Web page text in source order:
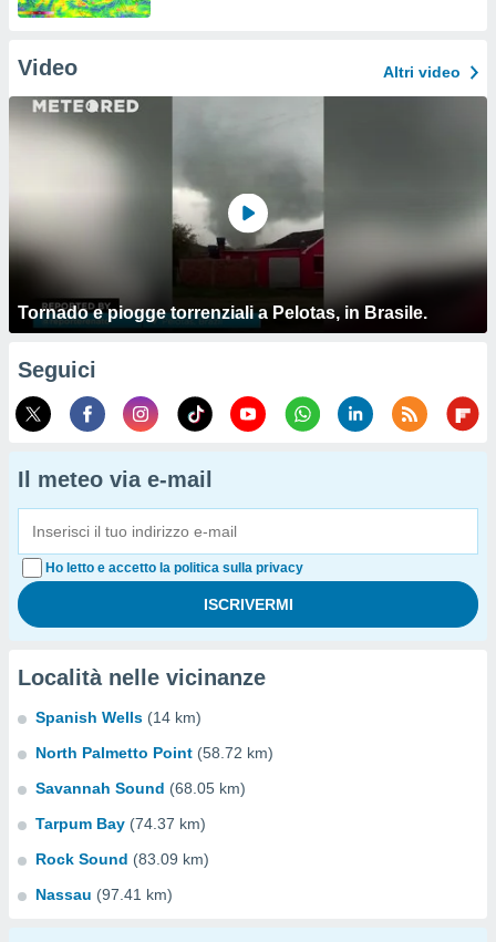
Video Altri video
Tornado e piogge torrenziali a Pelotas, in Brasile.
Seguici
Il meteo via e-mail
Ho letto e accetto la politica sulla privacy
Località nelle vicinanze
Spanish Wells (14 km)
North Palmetto Point (58.72 km)
Savannah Sound (68.05 km)
Tarpum Bay (74.37 km)
Rock Sound (83.09 km)
Nassau (97.41 km)